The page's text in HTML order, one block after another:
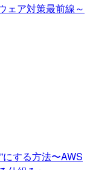
ェア対策最前線～
にする方法〜AWS